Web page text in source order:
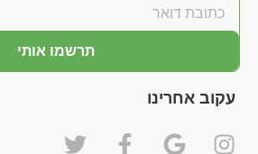
תרשמו אותי
עקוב אחרינו